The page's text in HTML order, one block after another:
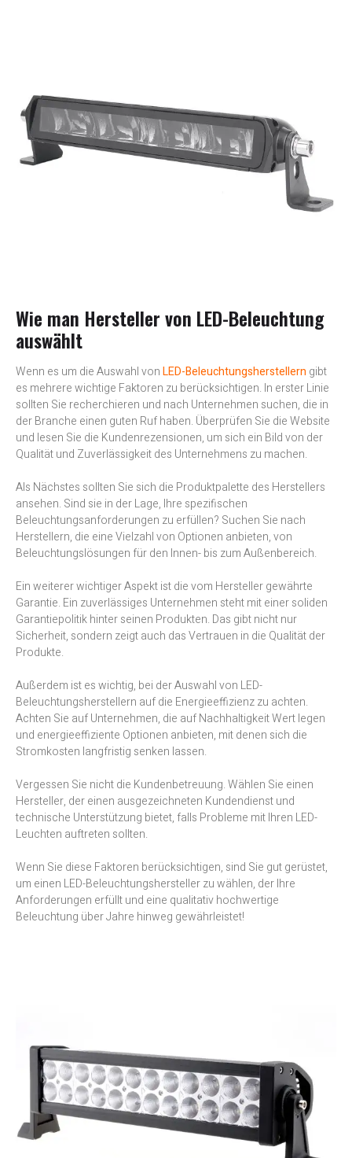
Wie man Hersteller von LED-Beleuchtung
auswählt
Wenn es um die Auswahl vonLED-Beleuchtungsherstellern gibt
es mehrere wichtige Faktoren zu berücksichtigen. In erster Linie
sollten Sie recherchieren und nach Unternehmen suchen, die in
der Branche einen guten Ruf haben. Überprüfen Sie die Website
und lesen Sie die Kundenrezensionen, um sich ein Bild von der
Qualität und Zuverlässigkeit des Unternehmens zu machen.
Als Nächstes sollten Sie sich die Produktpalette des Herstellers
ansehen. Sind sie in der Lage, Ihre spezifischen
Beleuchtungsanforderungen zu erfüllen? Suchen Sie nach
Herstellern, die eine Vielzahl von Optionen anbieten, von
Beleuchtungslösungen für den Innen- bis zum Außenbereich.
Ein weiterer wichtiger Aspekt ist die vom Hersteller gewährte
Garantie. Ein zuverlässiges Unternehmen steht mit einer soliden
Garantiepolitik hinter seinen Produkten. Das gibt nicht nur
Sicherheit, sondern zeigt auch das Vertrauen in die Qualität der
Produkte.
Außerdem ist es wichtig, bei der Auswahl von LED-
Beleuchtungsherstellern auf die Energieeffizienz zu achten.
Achten Sie auf Unternehmen, die auf Nachhaltigkeit Wert legen
und energieeffiziente Optionen anbieten, mit denen sich die
Stromkosten langfristig senken lassen.
Vergessen Sie nicht die Kundenbetreuung. Wählen Sie einen
Hersteller, der einen ausgezeichneten Kundendienst und
technische Unterstützung bietet, falls Probleme mit Ihren LED-
Leuchten auftreten sollten.
Wenn Sie diese Faktoren berücksichtigen, sind Sie gut gerüstet,
um einen LED-Beleuchtungshersteller zu wählen, der Ihre
Anforderungen erfüllt und eine qualitativ hochwertige
Beleuchtung über Jahre hinweg gewährleistet!